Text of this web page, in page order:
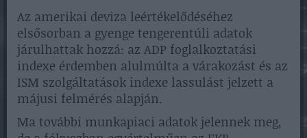
Az amerikai deviza leértékelődéséhez
elsősorban a gyenge tengerentúli adatok
járulhattak hozzá: az ADP foglalkoztatási
indexe érdemben alulmúlta a várakozást és az
ISM szolgáltatások indexe lassulást jelzett a
májusi felmérés alapján.
Ma további munkapiaci adatok jelennek meg,